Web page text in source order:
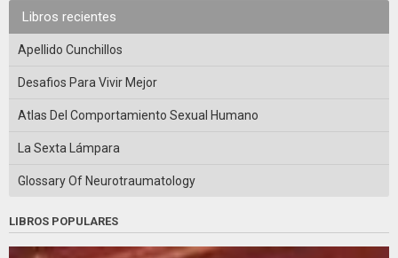
Libros recientes
Apellido Cunchillos
Desafios Para Vivir Mejor
Atlas Del Comportamiento Sexual Humano
La Sexta Lámpara
Glossary Of Neurotraumatology
LIBROS POPULARES